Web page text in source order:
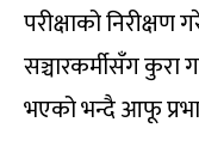
परीक्षाको निरीक्षण
सञ्चारकर्मीसँग कुरा
भएको भन्दै आफू